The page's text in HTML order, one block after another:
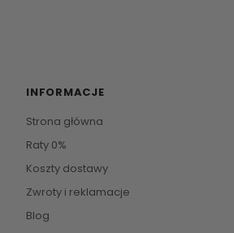
INFORMACJE
Strona główna
Raty 0%
Koszty dostawy
Zwroty i reklamacje
Blog